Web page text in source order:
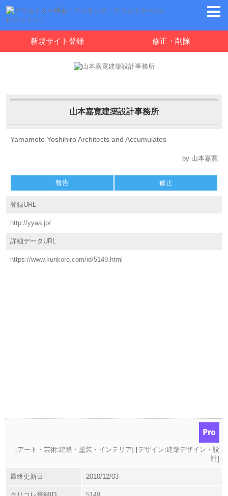
新規サイト登録 修正・削除
山本嘉寛建築設計事務所
Yamamoto Yoshihiro Architects and Accumulates
by 山本嘉寛
報告 修正
登録URL
http://yyaa.jp/
詳細データURL
https://www.kurikore.com/id/5149.html
[アート・芸術:建築・塗装・インテリア] [デザイン:建築デザイン・設
計]
最終更新日 2010/12/03